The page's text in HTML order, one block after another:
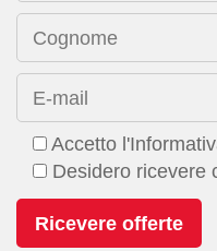
Cognome
E-mail
Accetto
Desidero ricevere